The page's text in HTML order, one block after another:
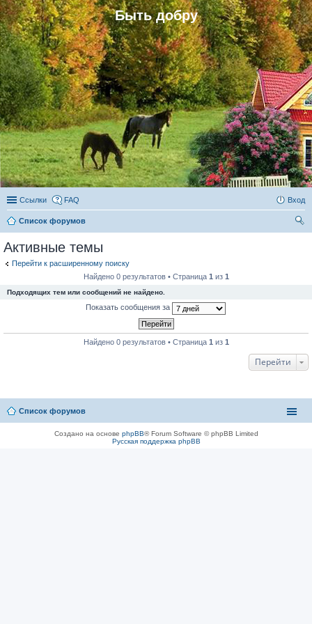
Быть добру
Ссылки FAQ Вход
Список форумов
Активные темы
Перейти к расширенному поиску
Найдено 0 результатов • Страница 1 из 1
Подходящих тем или сообщений не найдено.
Показать сообщения за
Найдено 0 результатов • Страница 1 из 1
Перейти
Список форумов
Создано на основе phpBB® Forum Software © phpBB Limited
Русская поддержка phpBB